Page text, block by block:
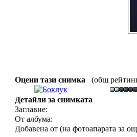
Оцени тази снимка
(общ
Детайли за снимката
Заглавие:
От албума:
Добавена от (на фотоапарата за